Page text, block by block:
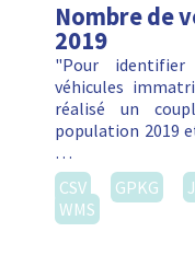
Nombre de
2019
"Pour
véhicules
réalisé un
population 2019
…
CSV
GPKG
WMS